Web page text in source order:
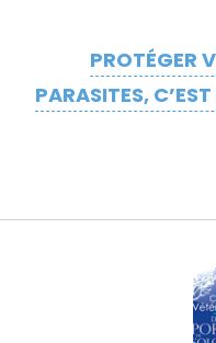
PROTÉGER
PARASITES,